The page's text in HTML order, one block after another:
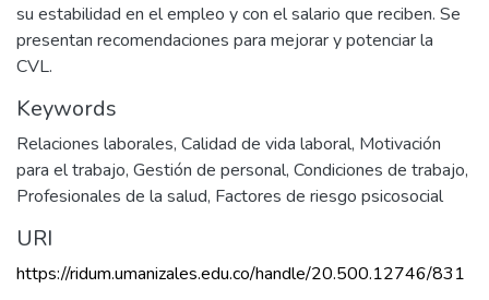
su estabilidad en el empleo y con el salario que reciben. Se
presentan recomendaciones para mejorar y potenciar la
CVL.
Keywords
Relaciones laborales, Calidad de vida laboral, Motivación
para el trabajo, Gestión de personal, Condiciones de trabajo,
Profesionales de la salud, Factores de riesgo psicosocial
URI
https://ridum.umanizales.edu.co/handle/20.500.12746/831